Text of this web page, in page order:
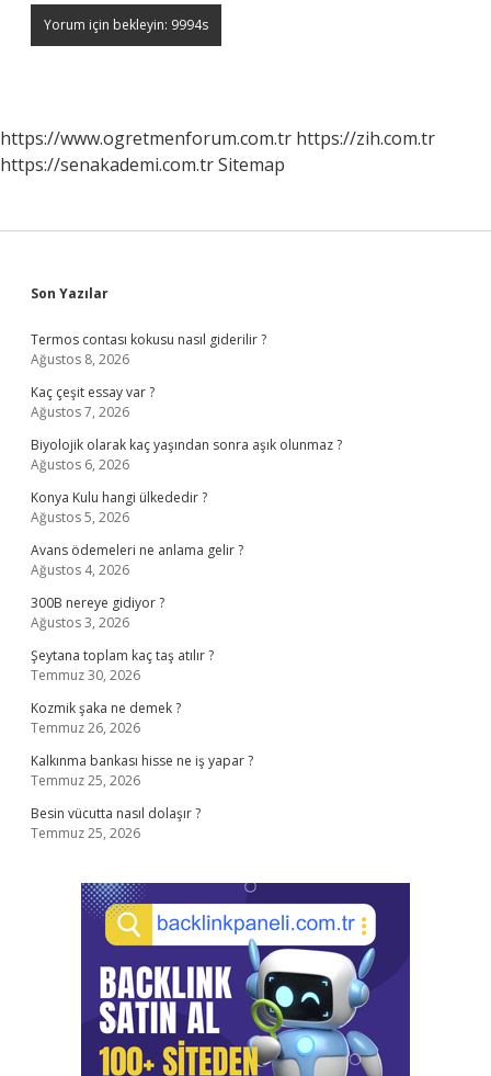
https://www.ogretmenforum.com.tr https://zih.com.tr
https://senakademi.com.trSitemap
Sidebar
Son Yazılar
Termos contası kokusu nasıl giderilir ?
Ağustos 8, 2026
Kaç çeşit essay var ?
Ağustos 7, 2026
Biyolojik olarak kaç yaşından sonra aşık olunmaz ?
Ağustos 6, 2026
Konya Kulu hangi ülkededir ?
Ağustos 5, 2026
Avans ödemeleri ne anlama gelir ?
Ağustos 4, 2026
300B nereye gidiyor ?
Ağustos 3, 2026
Şeytana toplam kaç taş atılır ?
Temmuz 30, 2026
Kozmik şaka ne demek ?
Temmuz 26, 2026
Kalkınma bankası hisse ne iş yapar ?
Temmuz 25, 2026
Besin vücutta nasıl dolaşır ?
Temmuz 25, 2026